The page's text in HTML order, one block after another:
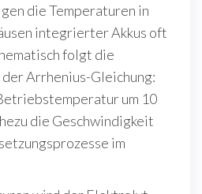
die Temperaturen in
integrierter Akkus oft
folgt die
Arrhenius-Gleichung:
um 10
die Geschwindigkeit
im